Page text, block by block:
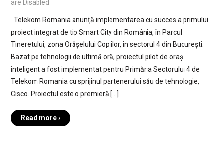
are Disabled
Telekom Romania anunță implementarea cu succes a primului
proiect integrat de tip Smart City din România, în Parcul
Tineretului, zona Orășelului Copiilor, în sectorul 4 din București.
Bazat pe tehnologii de ultimă oră, proiectul pilot de oraș
inteligent a fost implementat pentru Primăria Sectorului 4 de
Telekom Romania cu sprijinul partenerului său de tehnologie,
Cisco. Proiectul este o premieră […]
Read more ›